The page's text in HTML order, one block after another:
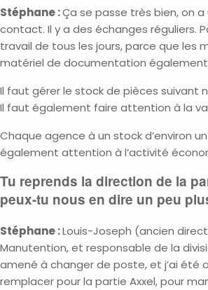
Stéphane :Ça se passe très bien, on
contact. Il y a des échanges réguliers.
travail de tous les jours, parce que les
matériel de documentation
Il faut gérer le stock de pièces suivant
Il faut également faire attention à la
Chaque agence à un stock d’environ
également attention à l’activité
Tu reprends la direction de la
peux-tu nous en dire un peu
Stéphane :Louis-Joseph (ancien
Manutention, et responsable de la
amené à changer de poste, et j’ai été
remplacer pour la partie Axxel, pour